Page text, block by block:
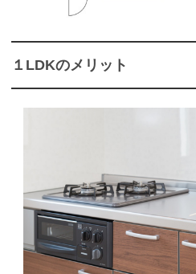
１LDKのメリット